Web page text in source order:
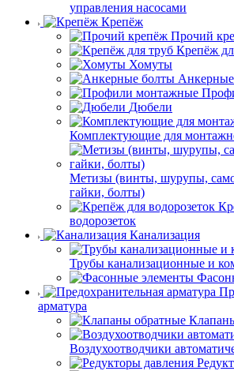
управления насосами
Крепёж
Прочий
Крепёж
Хомуты
Дюбели
Комплектующие для
Метизы (винты, шурупы,
гайки, болты)
водорозеток
Канализация
Трубы канализационные и
арматура
Воздухоотводчики